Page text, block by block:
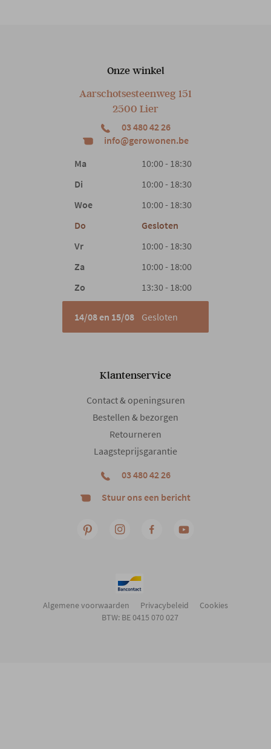
Onze winkel
Aarschotsesteenweg 151
2500 Lier
03 480 42 26
info@gerowonen.be
Ma
10:00 - 18:30
Di
10:00 - 18:30
Woe
10:00 - 18:30
Do
Gesloten
Vr
10:00 - 18:30
Za
10:00 - 18:00
Zo
13:30 - 18:00
14/08 en 15/08 Gesloten
Klantenservice
Contact & openingsuren
Bestellen & bezorgen
Retourneren
Laagsteprijsgarantie
03 480 42 26
Stuur ons een bericht
Algemene voorwaarden Privacybeleid
Cookies
BTW: BE 0415 070 027